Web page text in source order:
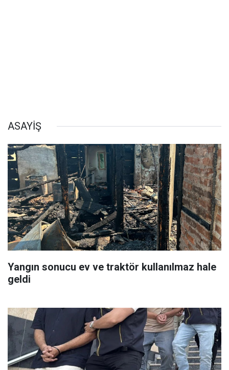
ASAYİŞ
Yangın sonucu ev ve traktör kullanılmaz hale
geldi